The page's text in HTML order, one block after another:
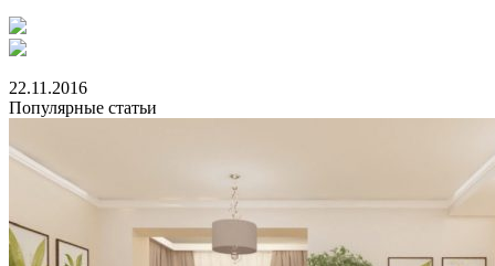
22.11.2016
Популярные статьи